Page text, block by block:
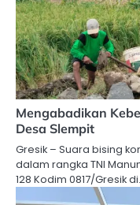
Mengabadikan
Desa Slempit
Gresik – Suara bising
dalam rangka TNI
128 Kodim 0817/Gresik